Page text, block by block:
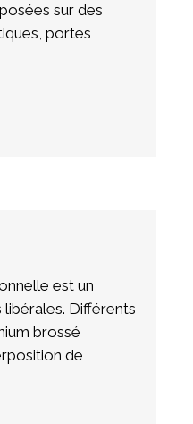
sur des
portes
est un
Différents
brossé
de